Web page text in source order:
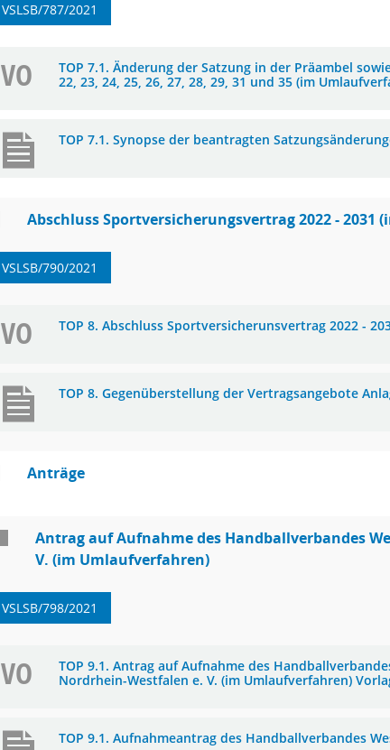
VSLSB/787/2021
VO
TOP 7.1. Änderung der Satzung in der Präambel
22, 23, 24, 25, 26, 27, 28, 29, 31 und 35 (im
TOP 7.1. Synopse der beantragten
Abschluss Sportversicherungsvertrag 2022 - 2031
VSLSB/790/2021
VO TOP 8. Abschluss Sportversicherunsvertrag 2022 -
TOP 8. Gegenüberstellung der Vertragsangebote
Anträge
Antrag auf Aufnahme des Handballverbandes
V. (im Umlaufverfahren)
VSLSB/798/2021
VO
TOP 9.1. Antrag auf Aufnahme des
Nordrhein-Westfalen e. V. (im Umlaufverfahren)
TOP 9.1. Aufnahmeantrag des Handballverbandes